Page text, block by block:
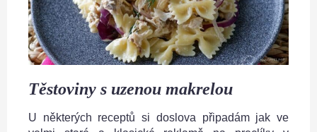
Těstoviny s uzenou makrelou
U některých receptů si doslova připadám jak ve